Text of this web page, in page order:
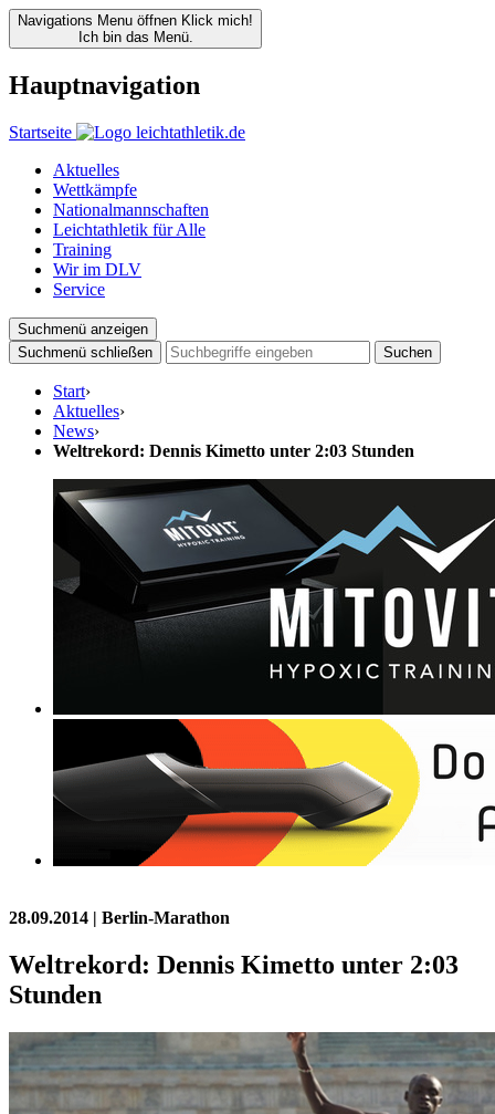
Navigations Menu öffnen Klick mich!
Ich bin das Menü.
Hauptnavigation
Startseite
Aktuelles
Wettkämpfe
Nationalmannschaften
Leichtathletik für Alle
Training
Wir im DLV
Service
Suchmenü anzeigen
Suchmenü schließen
Suchen
Start›
Aktuelles›
News›
Weltrekord: Dennis Kimetto unter 2:03 Stunden
28.09.2014 | Berlin-Marathon
Weltrekord: Dennis Kimetto unter 2:03
Stunden